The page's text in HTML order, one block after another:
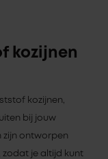
kozijnen
kozijnen,
bij jouw
zijn ontworpen
je altijd kunt